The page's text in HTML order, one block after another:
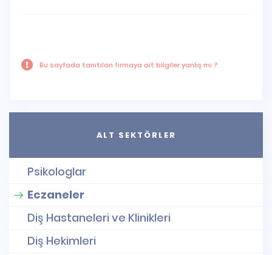
Bu sayfada tanıtılan firmaya ait bilgiler yanlış mı ?
ALT SEKTÖRLER
Psikologlar
Eczaneler
Diş Hastaneleri ve Klinikleri
Diş Hekimleri